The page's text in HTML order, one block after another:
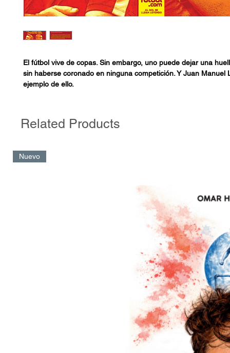
El fútbol vive de copas. Sin embargo, uno puede dejar una
sin haberse coronado en ninguna competición. Y Juan Manuel
ejemplo de ello.
filosofí­a de ataque innegociable. Con enseñanzas dentro y
arriesgamos", Lillo ha hecho de los sistemas una herramienta
Lillo va un paso por delante. Tení­a muchas dudas sobre mi
tení­a una certeza era que con él no me equivocaría, Pep
Related Products
Nuevo